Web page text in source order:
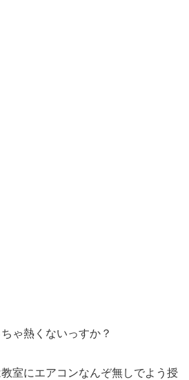
ゃ熱くないっすか？
室にエアコンなんぞ無しでよう授